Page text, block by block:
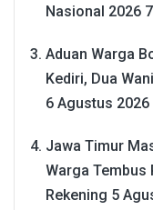
Nasional 2026
Aduan Warga
Kediri, Dua
6 Agustus 2026
Jawa Timur
Warga Tembus
Rekening 5